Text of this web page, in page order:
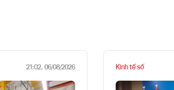
21:02, 06/08/2026 Kinh tế số